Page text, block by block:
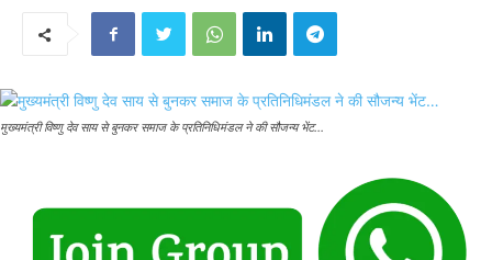
मुख्यमंत्री विष्णु देव साय से बुनकर समाज के प्रतिनिधिमंडल ने की सौजन्य भेंट…